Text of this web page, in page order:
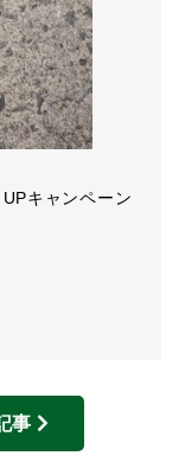
キャンペーン
事